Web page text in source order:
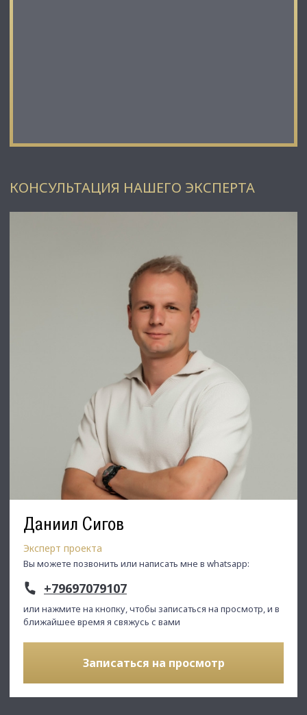
КОНСУЛЬТАЦИЯ НАШЕГО ЭКСПЕРТА
Даниил Сигов
Эксперт проекта
Вы можете позвонить или написать мне в whatsapp:
+79697079107
или нажмите на кнопку, чтобы записаться на просмотр, и в
ближайшее время я свяжусь с вами
Записаться на просмотр